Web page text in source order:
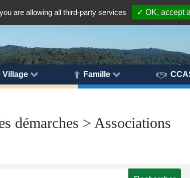
Village Famille
démarches > Associations
you are allowing all third-party services ✓ OK, accept